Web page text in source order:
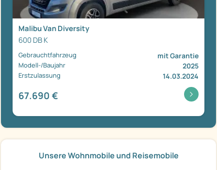
Malibu Van Diversity
600 DB K
Gebrauchtfahrzeug mit Garantie
Modell-/Baujahr 2025
Erstzulassung 14.03.2024
67.690 €
Unsere Wohnmobile und Reisemobile